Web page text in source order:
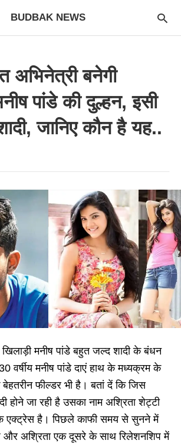
BUDBAK NEWS
अभिनेत्री बनेगी
पांडे की दुल्हन, इसी
जानिए कौन है यह..
मनीष पांडे बहुत जल्द शादी के बंधन
वर्षीय मनीष पांडे दाएं हाथ के मध्यक्रम के
फील्डर भी है। बतां दें कि जिस
होने जा रही है उसका नाम अश्रिता शेट्टी
एक्ट्रेस है। पिछले काफी समय से सुनने में
और अश्रिता एक दूसरे के साथ रिलेशनशिप में